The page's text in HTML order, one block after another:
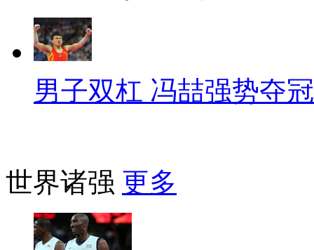
男子双杠 冯喆强势夺冠
世界诸强 更多